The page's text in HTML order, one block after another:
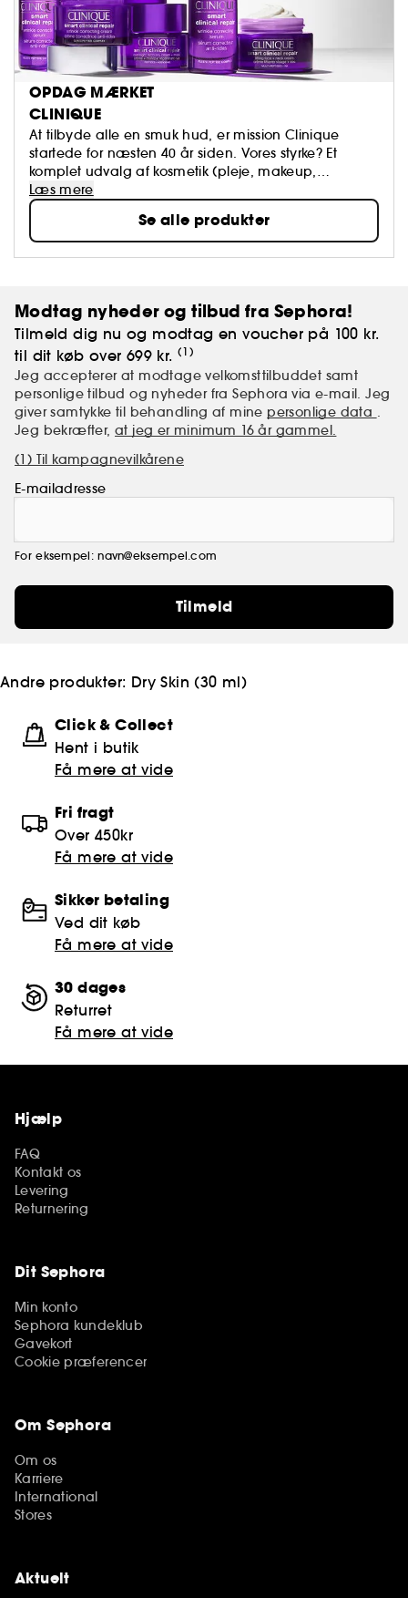
OPDAG MÆRKET
CLINIQUE
At tilbyde alle en smuk hud, er mission Clinique
startede for næsten 40 år siden. Vores styrke? Et
komplet udvalg af kosmetik (pleje, makeup,
parfume, til mænd og kvinder) skabt af
dermatologer, der stræber for 100% parfumefri
allergitest, der alle starter med Basic Beauty
Programmet - 3 Trin.
Læs mere
Se alle produkter
Modtag nyheder og tilbud fra Sephora!
Tilmeld dig nu og modtag en voucher på 100 kr.
til dit køb over 699 kr. (1)
Jeg accepterer at modtage velkomsttilbuddet samt
personlige tilbud og nyheder fra Sephora via e-mail. Jeg
giver samtykke til behandling af mine personlige data .
Jeg bekræfter,at jeg er minimum 16 år gammel.
(1) Til kampagnevilkårene
E-mailadresse
For eksempel: navn@eksempel.com
Tilmeld
Andre produkter: Dry Skin (30 ml)
Click & Collect
Hent i butik
Få mere at vide
Fri fragt
Over 450kr
Få mere at vide
Sikker betaling
Ved dit køb
Få mere at vide
30 dages
Returret
Få mere at vide
Hjælp
FAQ
Kontakt os
Levering
Returnering
Dit Sephora
Min konto
Sephora kundeklub
Gavekort
Cookie præferencer
Om Sephora
Om os
Karriere
International
Stores
Aktuelt